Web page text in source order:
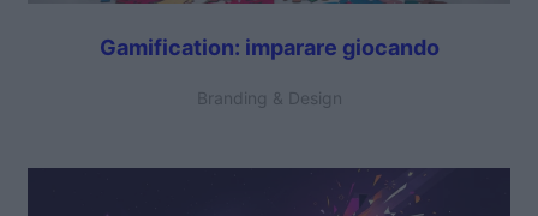
Gamification: imparare giocando
Branding & Design